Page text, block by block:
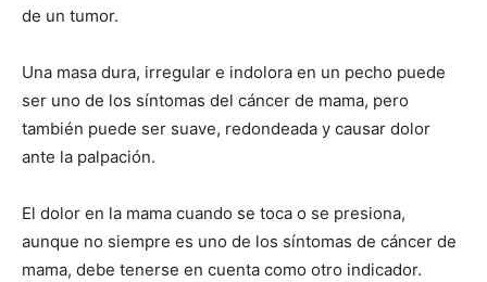
de un tumor.
Una masa dura, irregular e indolora en un pecho puede
ser uno de los síntomas del cáncer de mama, pero
también puede ser suave, redondeada y causar dolor
ante la palpación.
El dolor en la mama cuando se toca o se presiona,
aunque no siempre es uno de los síntomas de cáncer de
mama, debe tenerse en cuenta como otro indicador.